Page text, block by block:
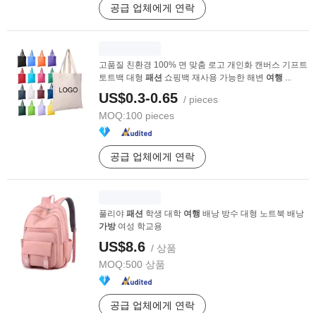
공급 업체에게 연락
고품질 친환경 100% 면 맞춤 로고 개인화 캔버스 기프트
토트백 대형 패션 쇼핑백 재사용 가능한 해변 여행 ...
US$0.3-0.65 / pieces
MOQ:100 pieces
공급 업체에게 연락
풀리야 패션 학생 대학 여행 배낭 방수 대형 노트북 배낭
가방여성 학교용
US$8.6 / 상품
MOQ:500 상품
공급 업체에게 연락